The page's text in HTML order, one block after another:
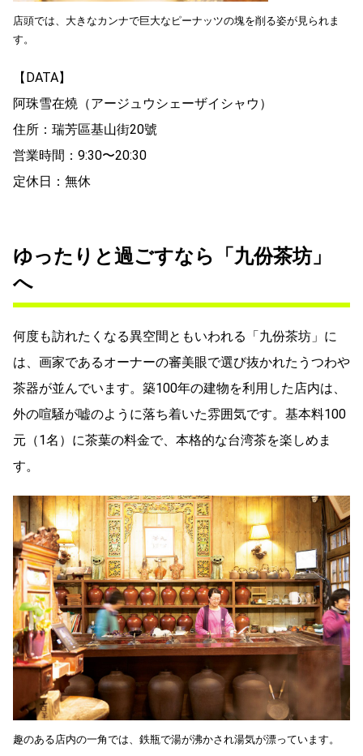
店頭では、大きなカンナで巨大なピーナッツの塊を削る姿が見られま
す。
【DATA】
阿珠雪在燒（アージュウシェーザイシャウ）
住所：瑞芳區基山街20號
営業時間：9:30〜20:30
定休日：無休
ゆったりと過ごすなら「九份茶坊」
へ
何度も訪れたくなる異空間ともいわれる「九份茶坊」に
は、画家であるオーナーの審美眼で選び抜かれたうつわや
茶器が並んでいます。築100年の建物を利用した店内は、
外の喧騒が嘘のように落ち着いた雰囲気です。基本料100
元（1名）に茶葉の料金で、本格的な台湾茶を楽しめま
す。
趣のある店内の一角では、鉄瓶で湯が沸かされ湯気が漂っています。